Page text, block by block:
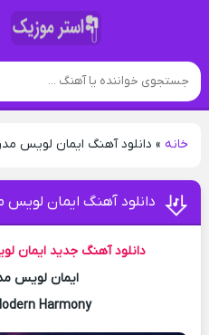
خانه» دانلود آهنگ ایمان لویس
دانلود آهنگ ایمان لویس
دانلود آهنگ جدید ایمان
ایمان لویس
Harmony